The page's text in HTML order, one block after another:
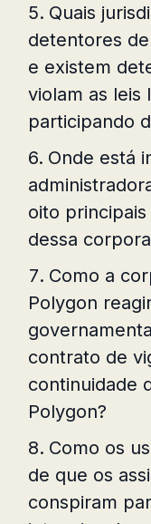
Quais
detentores
e existem
violam as leis
participando
Onde está
oito
dessa
Como a
Polygon
contrato de
continuidade
Polygon?
Como os
de que os
conspiram